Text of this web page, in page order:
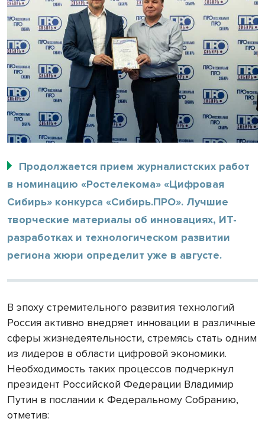
Продолжается прием журналистских работ
в номинацию «Ростелекома» «Цифровая
Сибирь» конкурса «Сибирь.ПРО». Лучшие
творческие материалы об инновациях, ИТ-
разработках и технологическом развитии
региона жюри определит уже в августе.
В эпоху стремительного развития технологий
Россия активно внедряет инновации в различные
сферы жизнедеятельности, стремясь стать одним
из лидеров в области цифровой экономики.
Необходимость таких процессов подчеркнул
президент Российской Федерации Владимир
Путин в послании к Федеральному Собранию,
отметив: